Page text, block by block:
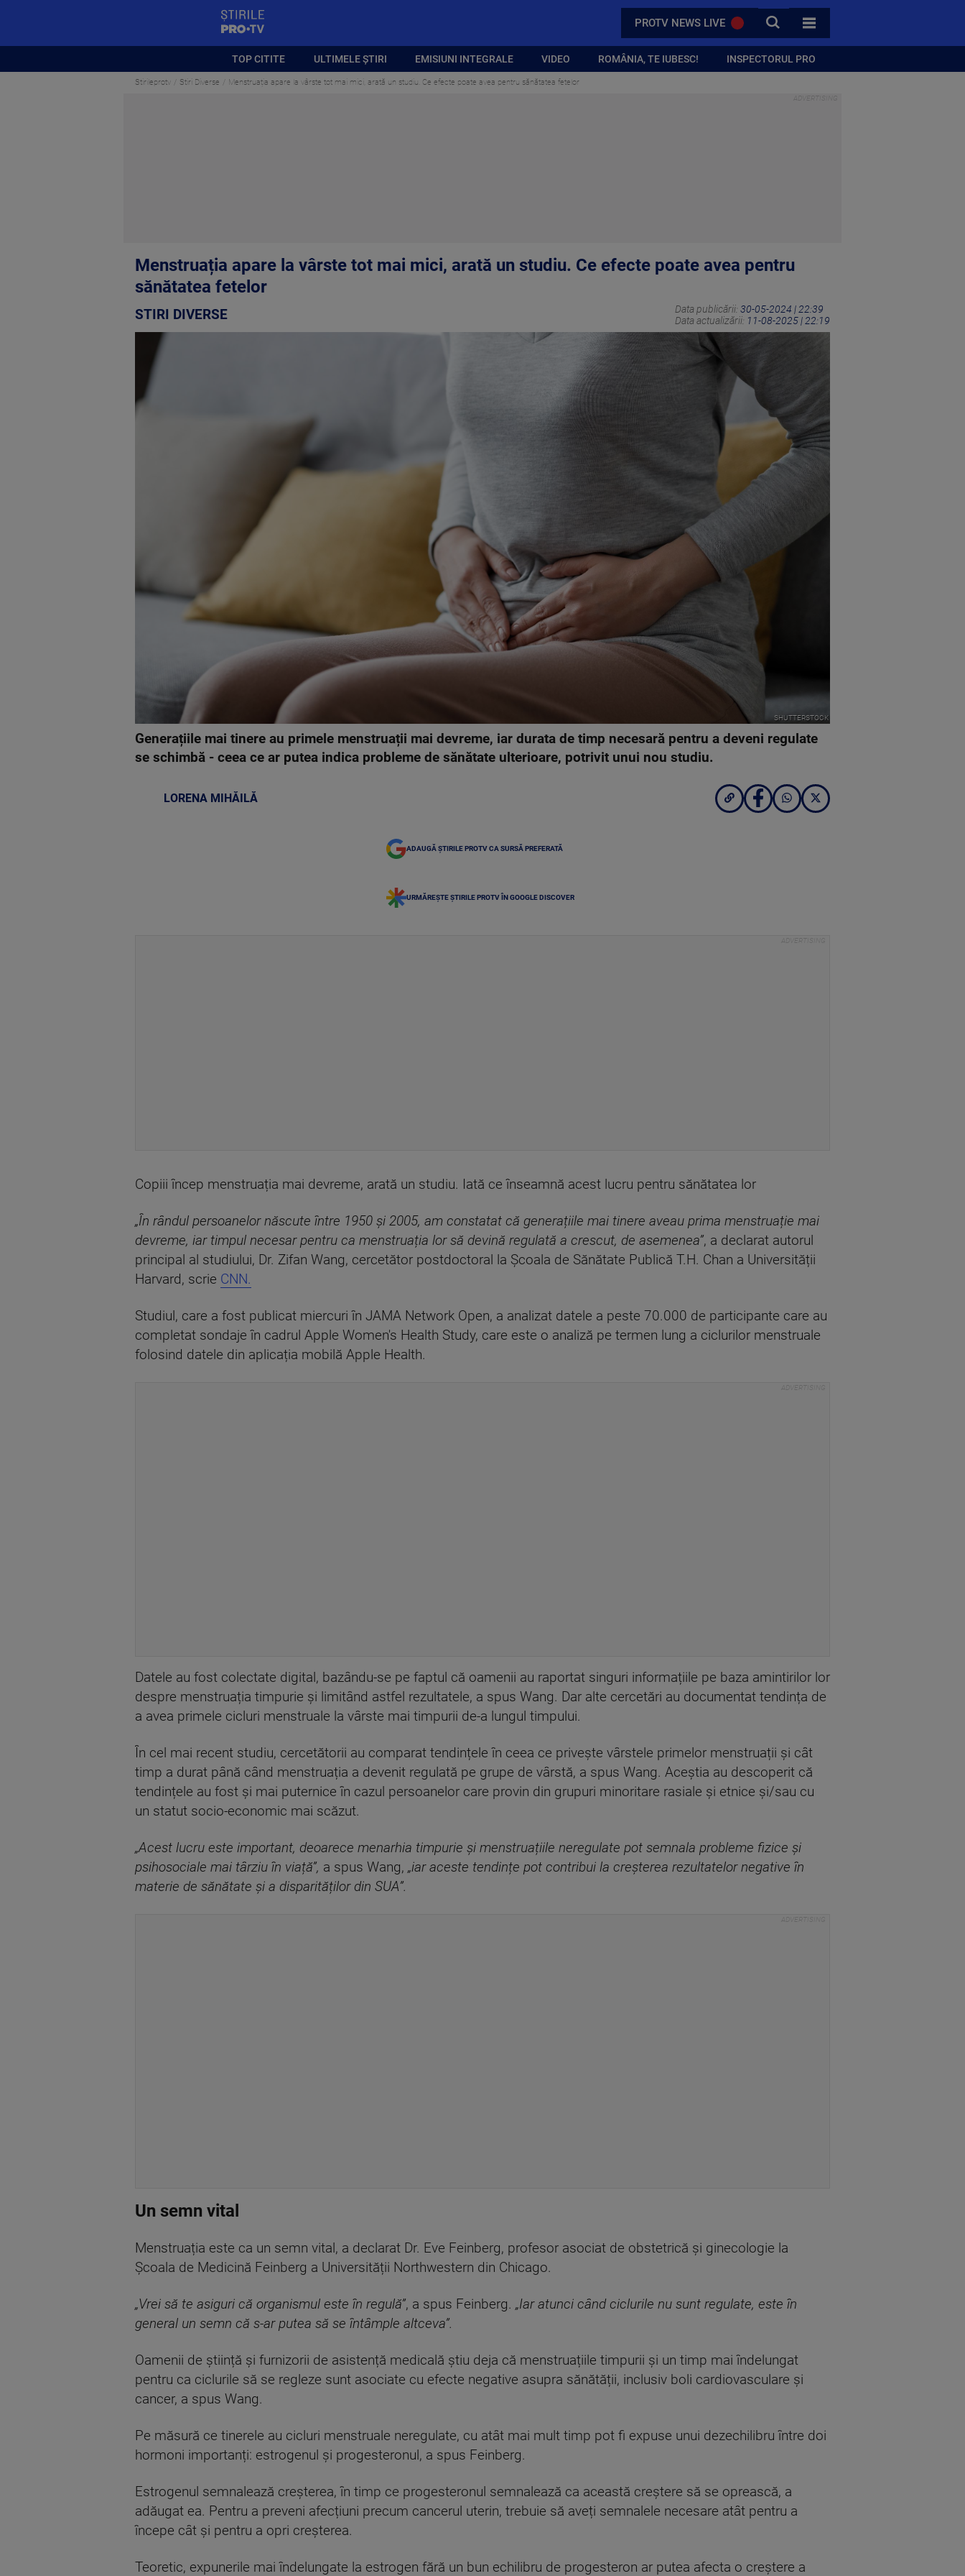
PROTV NEWS LIVE CAUTA
TOATE CATEGORIILE
TOP CITITE ULTIMELE ȘTIRI EMISIUNI INTEGRALE VIDEO ROMÂNIA, TE IUBESC! INSPECTORUL PRO
Stirileprotv Stiri Diverse Menstruația apare la vârste tot mai mici, arată un studiu. Ce efecte poate avea pentru sănătatea fetelor
Menstruația apare la vârste tot mai mici, arată un studiu. Ce efecte poate avea pentru
sănătatea fetelor
STIRI DIVERSE Data publicării: 30-05-2024 | 22:39
Data actualizării: 11-08-2025 | 22:19
SHUTTERSTOCK
Generațiile mai tinere au primele menstruații mai devreme, iar durata de timp necesară pentru a deveni regulate
se schimbă - ceea ce ar putea indica probleme de sănătate ulterioare, potrivit unui nou studiu.
LORENA MIHĂILĂ
ADAUGĂ ȘTIRILE PROTV CA SURSĂ PREFERATĂ
URMĂREȘTE ȘTIRILE PROTV ÎN GOOGLE DISCOVER
Copiii încep menstruația mai devreme, arată un studiu. Iată ce înseamnă acest lucru pentru sănătatea lor
„În rândul persoanelor născute între 1950 și 2005, am constatat că generațiile mai tinere aveau prima menstruație mai
devreme, iar timpul necesar pentru ca menstruația lor să devină regulată a crescut, de asemenea”, a declarat autorul
principal al studiului, Dr. Zifan Wang, cercetător postdoctoral la Școala de Sănătate Publică T.H. Chan a Universității
Harvard, scrie CNN.
Studiul, care a fost publicat miercuri în JAMA Network Open, a analizat datele a peste 70.000 de participante care au
completat sondaje în cadrul Apple Women's Health Study, care este o analiză pe termen lung a ciclurilor menstruale
folosind datele din aplicația mobilă Apple Health.
Datele au fost colectate digital, bazându-se pe faptul că oamenii au raportat singuri informațiile pe baza amintirilor lor
despre menstruația timpurie și limitând astfel rezultatele, a spus Wang. Dar alte cercetări au documentat tendința de
a avea primele cicluri menstruale la vârste mai timpurii de-a lungul timpului.
În cel mai recent studiu, cercetătorii au comparat tendințele în ceea ce privește vârstele primelor menstruații și cât
timp a durat până când menstruația a devenit regulată pe grupe de vârstă, a spus Wang. Aceștia au descoperit că
tendințele au fost și mai puternice în cazul persoanelor care provin din grupuri minoritare rasiale și etnice și/sau cu
un statut socio-economic mai scăzut.
„Acest lucru este important, deoarece menarhia timpurie și menstruațiile neregulate pot semnala probleme fizice și
psihosociale mai târziu în viață”, a spus Wang, „iar aceste tendințe pot contribui la creșterea rezultatelor negative în
materie de sănătate și a disparităților din SUA”.
Un semn vital
Menstruația este ca un semn vital, a declarat Dr. Eve Feinberg, profesor asociat de obstetrică și ginecologie la
Școala de Medicină Feinberg a Universității Northwestern din Chicago.
„Vrei să te asiguri că organismul este în regulă”, a spus Feinberg. „Iar atunci când ciclurile nu sunt regulate, este în
general un semn că s-ar putea să se întâmple altceva”.
Oamenii de știință și furnizorii de asistență medicală știu deja că menstruațiile timpurii și un timp mai îndelungat
pentru ca ciclurile să se regleze sunt asociate cu efecte negative asupra sănătății, inclusiv boli cardiovasculare și
cancer, a spus Wang.
Pe măsură ce tinerele au cicluri menstruale neregulate, cu atât mai mult timp pot fi expuse unui dezechilibru între doi
hormoni importanți: estrogenul și progesteronul, a spus Feinberg.
Estrogenul semnalează creșterea, în timp ce progesteronul semnalează ca această creștere să se oprească, a
adăugat ea. Pentru a preveni afecțiuni precum cancerul uterin, trebuie să aveți semnalele necesare atât pentru a
începe cât și pentru a opri creșterea.
Teoretic, expunerile mai îndelungate la estrogen fără un bun echilibru de progesteron ar putea afecta o creștere a